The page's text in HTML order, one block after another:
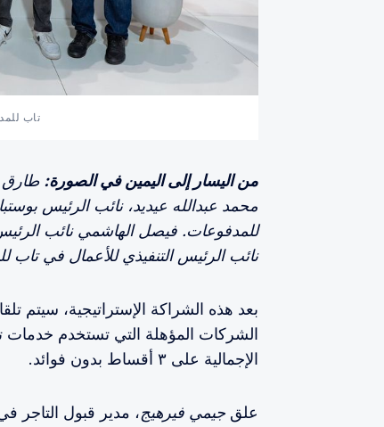
تاب
من اليسار إلى اليمين في الصورة: طارق
محمد عبدالله عيديد، نائب الرئيس
للمدفوعات. فيصل الهاشمي نائب الرئيس
نائب الرئيس التنفيذي للأعمال في تاب
بعد هذه الشراكة الإستراتيجية، سيتم
الشركات المؤهلة التي تستخدم خدمات
الإجمالية على ٣ أقساط بدون فوائد.
علق جيمي فيرهيج، مدير قبول التاجر